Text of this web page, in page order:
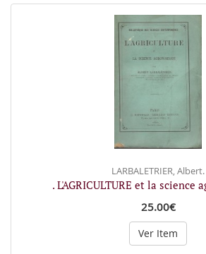
LARBALETRIER, Albert.
. L'AGRICULTURE et la science
25.00€
Ver Item